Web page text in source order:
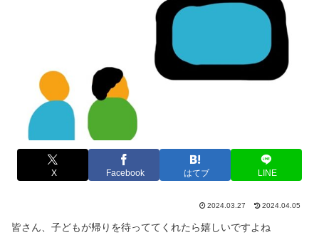
X Facebook はてブ LINE
2024.03.27 2024.04.05
皆さん、子どもが帰りを待っててくれたら嬉しいですよね